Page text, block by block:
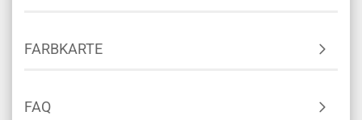
FARBKARTE
FAQ